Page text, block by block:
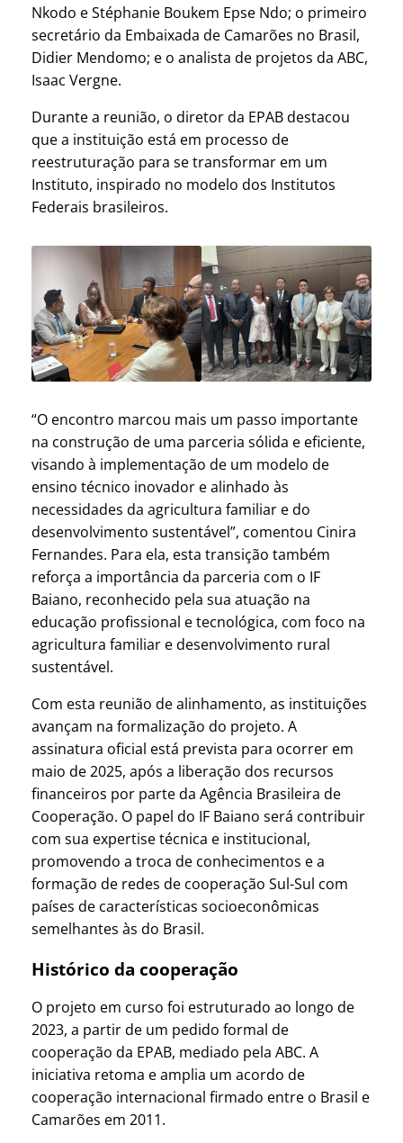
Nkodo e Stéphanie Boukem Epse Ndo; o primeiro
secretário da Embaixada de Camarões no Brasil,
Didier Mendomo; e o analista de projetos da ABC,
Isaac Vergne.
Durante a reunião, o diretor da EPAB destacou
que a instituição está em processo de
reestruturação para se transformar em um
Instituto, inspirado no modelo dos Institutos
Federais brasileiros.
“O encontro marcou mais um passo importante
na construção de uma parceria sólida e eficiente,
visando à implementação de um modelo de
ensino técnico inovador e alinhado às
necessidades da agricultura familiar e do
desenvolvimento sustentável”, comentou Cinira
Fernandes. Para ela, esta transição também
reforça a importância da parceria com o IF
Baiano, reconhecido pela sua atuação na
educação profissional e tecnológica, com foco na
agricultura familiar e desenvolvimento rural
sustentável.
Com esta reunião de alinhamento, as instituições
avançam na formalização do projeto. A
assinatura oficial está prevista para ocorrer em
maio de 2025, após a liberação dos recursos
financeiros por parte da Agência Brasileira de
Cooperação. O papel do IF Baiano será contribuir
com sua expertise técnica e institucional,
promovendo a troca de conhecimentos e a
formação de redes de cooperação Sul-Sul com
países de características socioeconômicas
semelhantes às do Brasil.
Histórico da cooperação
O projeto em curso foi estruturado ao longo de
2023, a partir de um pedido formal de
cooperação da EPAB, mediado pela ABC. A
iniciativa retoma e amplia um acordo de
cooperação internacional firmado entre o Brasil e
Camarões em 2011.